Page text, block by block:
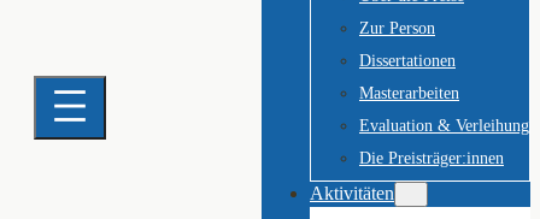
Zur Person
Dissertationen
Masterarbeiten
Evaluation & Verleihung
Die Preisträger:innen
Aktivitäten